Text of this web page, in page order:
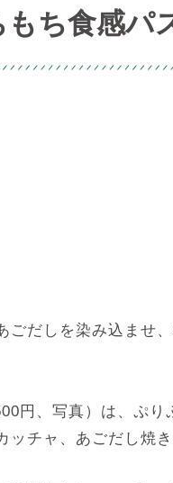
もち食感パ
だしを染み込ませ
円、写真）は、ぷ
チャ、あごだし焼